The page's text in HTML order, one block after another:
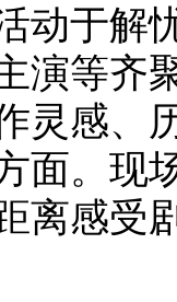
动于解
演等齐
灵感、
面。现
离感受